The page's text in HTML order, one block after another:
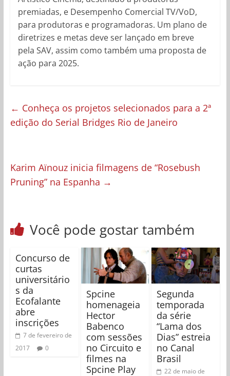
premiadas, e Desempenho Comercial TV/VoD,
para produtoras e programadoras. Um plano de
diretrizes e metas deve ser lançado em breve
pela SAV, assim como também uma proposta de
ação para 2025.
← Conheça os projetos selecionados para a 2ª
edição do Serial Bridges Rio de Janeiro
Karim Aïnouz inicia filmagens de “Rosebush
Pruning” na Espanha →
Você pode gostar também
Concurso de
curtas
universitário
s da
Ecofalante
abre
inscrições
7 de fevereiro de
2017
0
Spcine
homenageia
Hector
Babenco
com sessões
no Circuito e
filmes na
Spcine Play
Segunda
temporada
da série
“Lama dos
Dias” estreia
no Canal
Brasil
22 de maio de